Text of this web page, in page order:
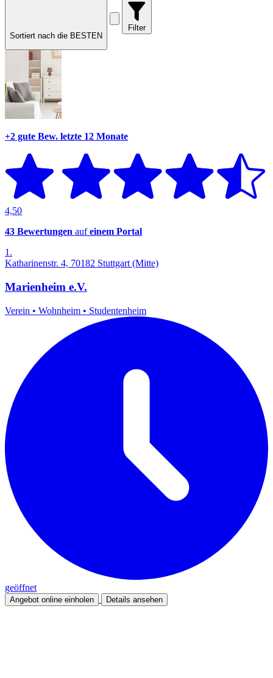
Sortiert nach die BESTEN
Filter
+2 gute Bew. letzte 12 Monate
4,50
43 Bewertungen aufeinem Portal
1.
Katharinenstr. 4, 70182 Stuttgart (Mitte)
Marienheim e.V.
Verein • Wohnheim • Studentenheim
geöffnet
Angebot online einholen Details ansehen